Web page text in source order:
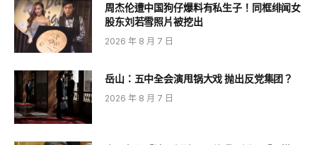
周杰伦遭中国狗仔爆料有私生子！同框绯闻女
股东刘若雪照片被挖出
2026 年 8 月 7 日
岳山：五中全会演甩锅大戏 抛出反党集团？
2026 年 8 月 7 日